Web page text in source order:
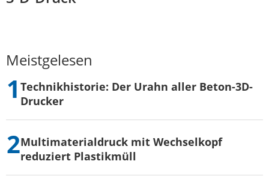
Meistgelesen
Technikhistorie: Der Urahn aller Beton-3D-
Drucker
Multimaterialdruck mit Wechselkopf
reduziert Plastikmüll